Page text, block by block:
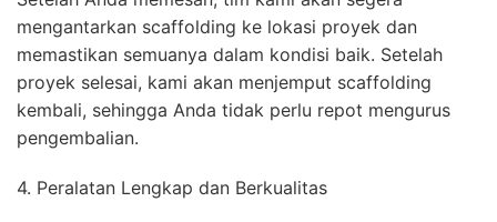
mengantarkan scaffolding ke lokasi proyek dan
memastikan semuanya dalam kondisi baik. Setelah
proyek selesai, kami akan menjemput scaffolding
kembali, sehingga Anda tidak perlu repot mengurus
pengembalian.
4. Peralatan Lengkap dan Berkualitas